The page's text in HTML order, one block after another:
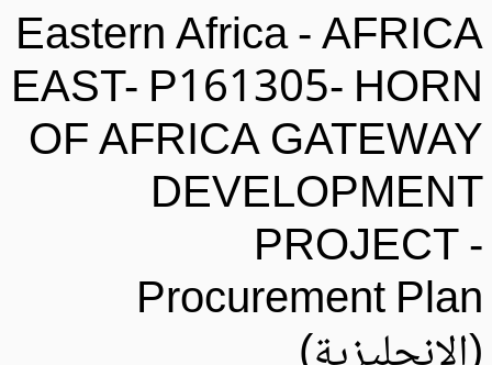
Eastern Africa -
EAST- P161305-
OF AFRICA
PROJECT
Procurement